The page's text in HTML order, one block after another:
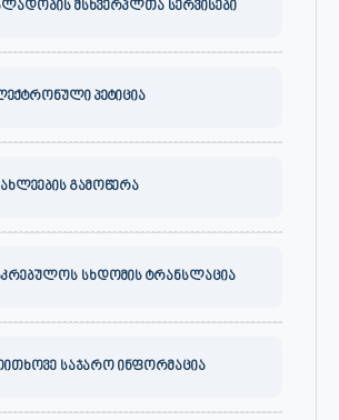
მსხვერპლთა სერვისები
პეტიცია
გამოწერა
სხდომის ტრანსლაცია
საჯარო ინფორმაცია